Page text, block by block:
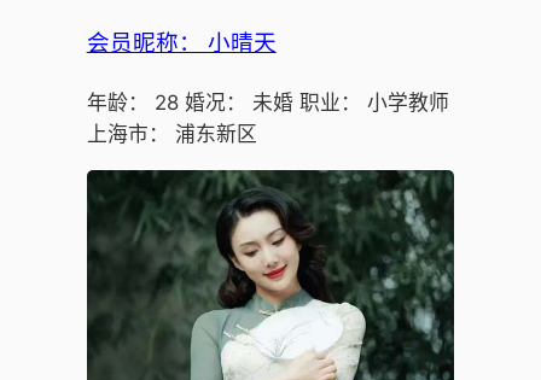
会员昵称： 小晴天
年龄： 28 婚况： 未婚 职业： 小学教师
上海市： 浦东新区